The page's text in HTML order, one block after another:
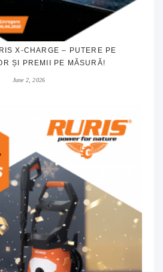
X-CHARGE – PUTERE PE
ȘI PREMII PE MĂSURĂ!
June 2, 2026